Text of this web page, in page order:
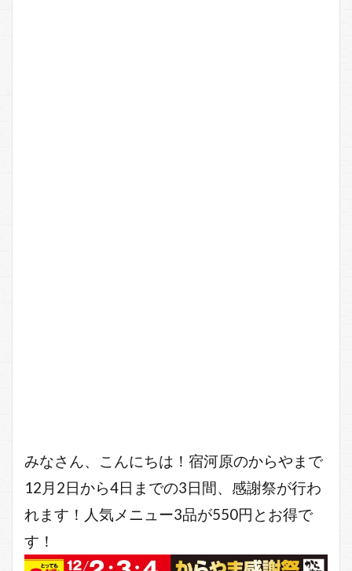
みなさん、こんにちは！宿河原のからやまで
12月2日から4日までの3日間、感謝祭が行わ
れます！人気メニュー3品が550円とお得で
す！